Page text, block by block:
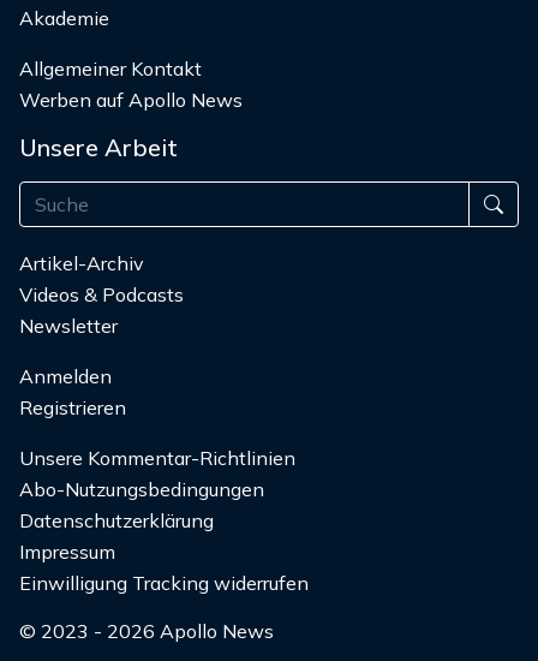
Akademie
Allgemeiner Kontakt
Werben auf Apollo News
Unsere Arbeit
Artikel-Archiv
Videos & Podcasts
Newsletter
Anmelden
Registrieren
Unsere Kommentar-Richtlinien
Abo-Nutzungsbedingungen
Datenschutzerklärung
Impressum
Einwilligung Tracking widerrufen
© 2023 - 2026 Apollo News